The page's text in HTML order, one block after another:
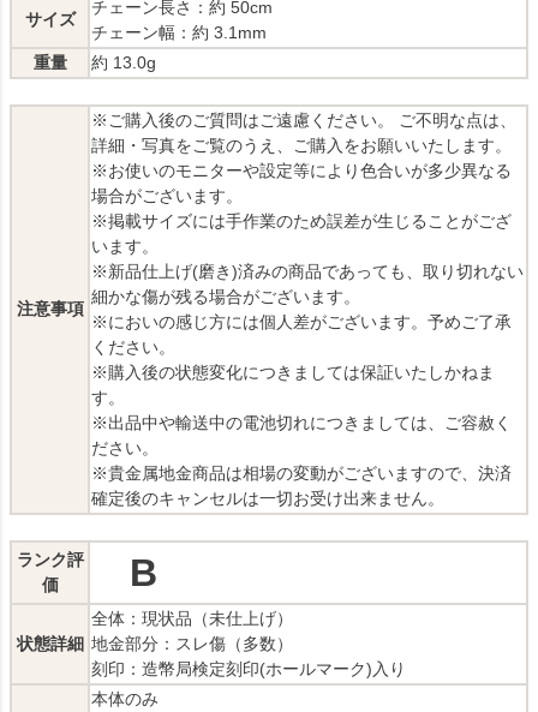
サイズ
チェーン長さ：約 50cm
チェーン幅：約 3.1mm
重量
約 13.0g
注意事項
※ご購入後のご質問はご遠慮ください。 ご不明な点は、
詳細・写真をご覧のうえ、ご購入をお願いいたします。
※お使いのモニターや設定等により色合いが多少異なる
場合がございます。
※掲載サイズには手作業のため誤差が生じることがござ
います。
※新品仕上げ(磨き)済みの商品であっても、取り切れない
細かな傷が残る場合がございます。
※においの感じ方には個人差がございます。予めご了承
ください。
※購入後の状態変化につきましては保証いたしかねま
す。
※出品中や輸送中の電池切れにつきましては、ご容赦く
ださい。
※貴金属地金商品は相場の変動がございますので、決済
確定後のキャンセルは一切お受け出来ません。
ランク評
価
B
状態詳細
全体：現状品（未仕上げ）
地金部分：スレ傷（多数）
刻印：造幣局検定刻印(ホールマーク)入り
本体のみ